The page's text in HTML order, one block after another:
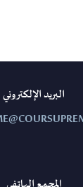
البريد الإلكتروني